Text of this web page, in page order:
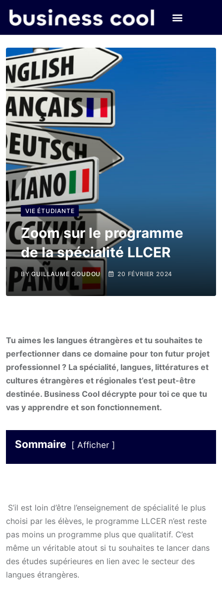
VIE ÉTUDIANTE
Zoom sur le programme
de la spécialité LLCER
BYGUILLAUME GOUDOU 20 FÉVRIER 2024
Tu aimes les langues étrangères et tu souhaites te
perfectionner dans ce domaine pour ton futur projet
professionnel ? La spécialité, langues, littératures et
cultures étrangères et régionales t’est peut-être
destinée. Business Cool décrypte pour toi ce que tu
vas y apprendre et son fonctionnement.
Sommaire Afficher
S’il est loin d’être l’enseignement de spécialité le plus
choisi par les élèves, le programme LLCER n’est reste
pas moins un programme plus que qualitatif. C’est
même un véritable atout si tu souhaites te lancer dans
des études supérieures en lien avec le secteur des
langues étrangères.